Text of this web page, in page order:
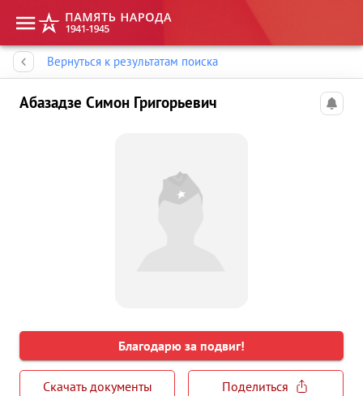
Вернуться к результатам поиска
Абазадзе Симон Григорьевич
Благодарю за подвиг!
Скачать документы
Поделиться
Память народа